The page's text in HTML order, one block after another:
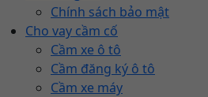
Chính sách bảo mật
Cho vay cầm cố
Cầm xe ô tô
Cầm đăng ký ô tô
Cầm xe máy